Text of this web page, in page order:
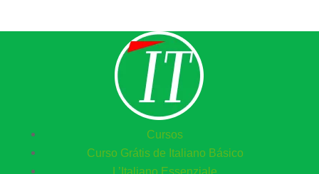
Cursos
Curso Grátis de Italiano Básico​
L’Italiano Essenziale